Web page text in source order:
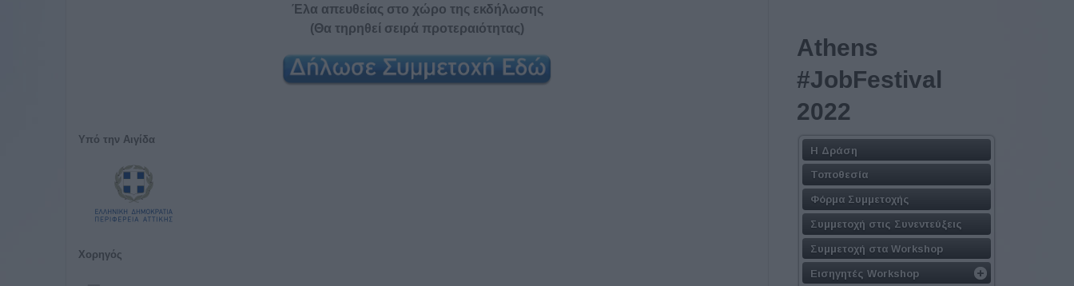
Έλα απευθείας στο χώρο της εκδήλωσης
(Θα τηρηθεί σειρά προτεραιότητας)
Υπό την Αιγίδα
Χορηγός
Athens
#JobFestival
2022
Η Δράση
Τοποθεσία
Φόρμα Συμμετοχής
Συμμετοχή στις Συνεντεύξεις
Συμμετοχή στα Workshop
Εισηγητές Workshop